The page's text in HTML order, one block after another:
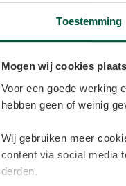
Toestemming
Mogen wij cookies
Voor een goede werking
hebben geen of weinig
Wij gebruiken meer
content via social media
derden.